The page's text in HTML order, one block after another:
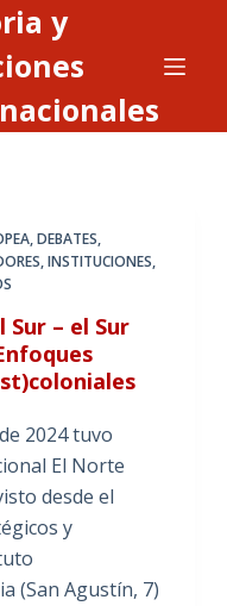
y
,DEBATES,
,INSTITUCIONES,
– el Sur
2024 tuvo
El Norte
desde el
y
(San Agustín, 7)